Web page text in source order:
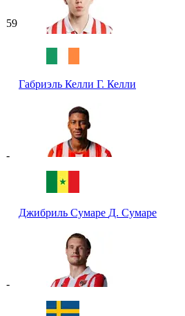
59
Габриэль Келли Г. Келли
-
Джибриль Сумаре Д. Сумаре
-